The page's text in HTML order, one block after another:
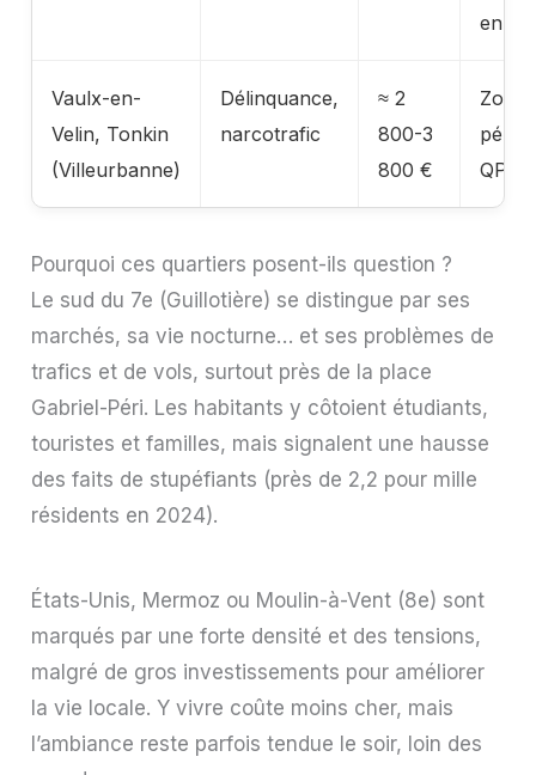
en
Vaulx-en-
Velin, Tonkin
(Villeurbanne)
Délinquance,
narcotrafic
≈ 2
800-3
800 €
Zones
QPV/
Pourquoi ces quartiers posent-ils question ?
Le sud du 7e (Guillotière) se distingue par ses
marchés, sa vie nocturne… et ses problèmes de
trafics et de vols, surtout près de la place
Gabriel-Péri. Les habitants y côtoient étudiants,
touristes et familles, mais signalent une hausse
des faits de stupéfiants (près de 2,2 pour mille
résidents en 2024).
États-Unis, Mermoz ou Moulin-à-Vent (8e) sont
marqués par une forte densité et des tensions,
malgré de gros investissements pour améliorer
la vie locale. Y vivre coûte moins cher, mais
l’ambiance reste parfois tendue le soir, loin des